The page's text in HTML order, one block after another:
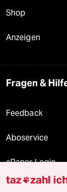
Shop
Anzeigen
Fragen &
Feedback
Aboservice
ePaper Login
Downloads für
taz zahl